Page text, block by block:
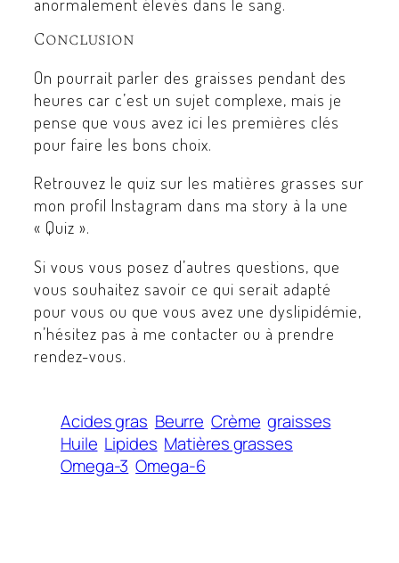
Conclusion
On pourrait parler des graisses pendant des
heures car c’est un sujet complexe, mais je
pense que vous avez ici les premières clés
pour faire les bons choix.
Retrouvez le quiz sur les matières grasses sur
mon profil Instagram dans ma story à la une
« Quiz ».
Si vous vous posez d’autres questions, que
vous souhaitez savoir ce qui serait adapté
pour vous ou que vous avez une dyslipidémie,
n’hésitez pas à me contacter ou à prendre
rendez-vous.
Acides gras Beurre Crème graisses
Huile Lipides Matières grasses
Omega-3 Omega-6